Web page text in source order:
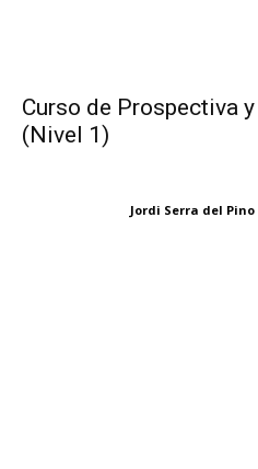
Curso de Prospectiva
(Nivel 1)
Jordi Serra del Pino